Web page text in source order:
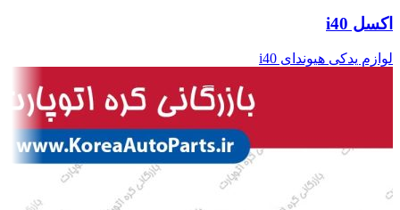
اکسل i40
لوازم یدکی هیوندای i40